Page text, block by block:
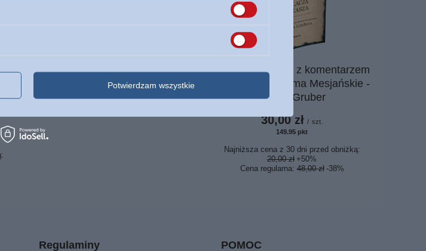
-
Świeca w ciemności - Lynn Austin
- oprawa miękka
OKAZJA
Relacja Łukasza z komentarzem
żydowskim - Pisma Mesjańskie -
Daniel Gruber
30,00 zł / szt.
149.95 pkt
Najniższa cena z 30 dni przed obniżką:
20,00 zł +50%
Cena regularna: 48,00 zł -38%
Regulaminy POMOC
Potwierdzam wszystkie